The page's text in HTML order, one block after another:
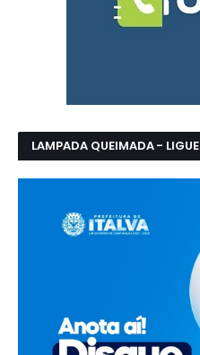
LAMPADA QUEIMADA - LIGUE